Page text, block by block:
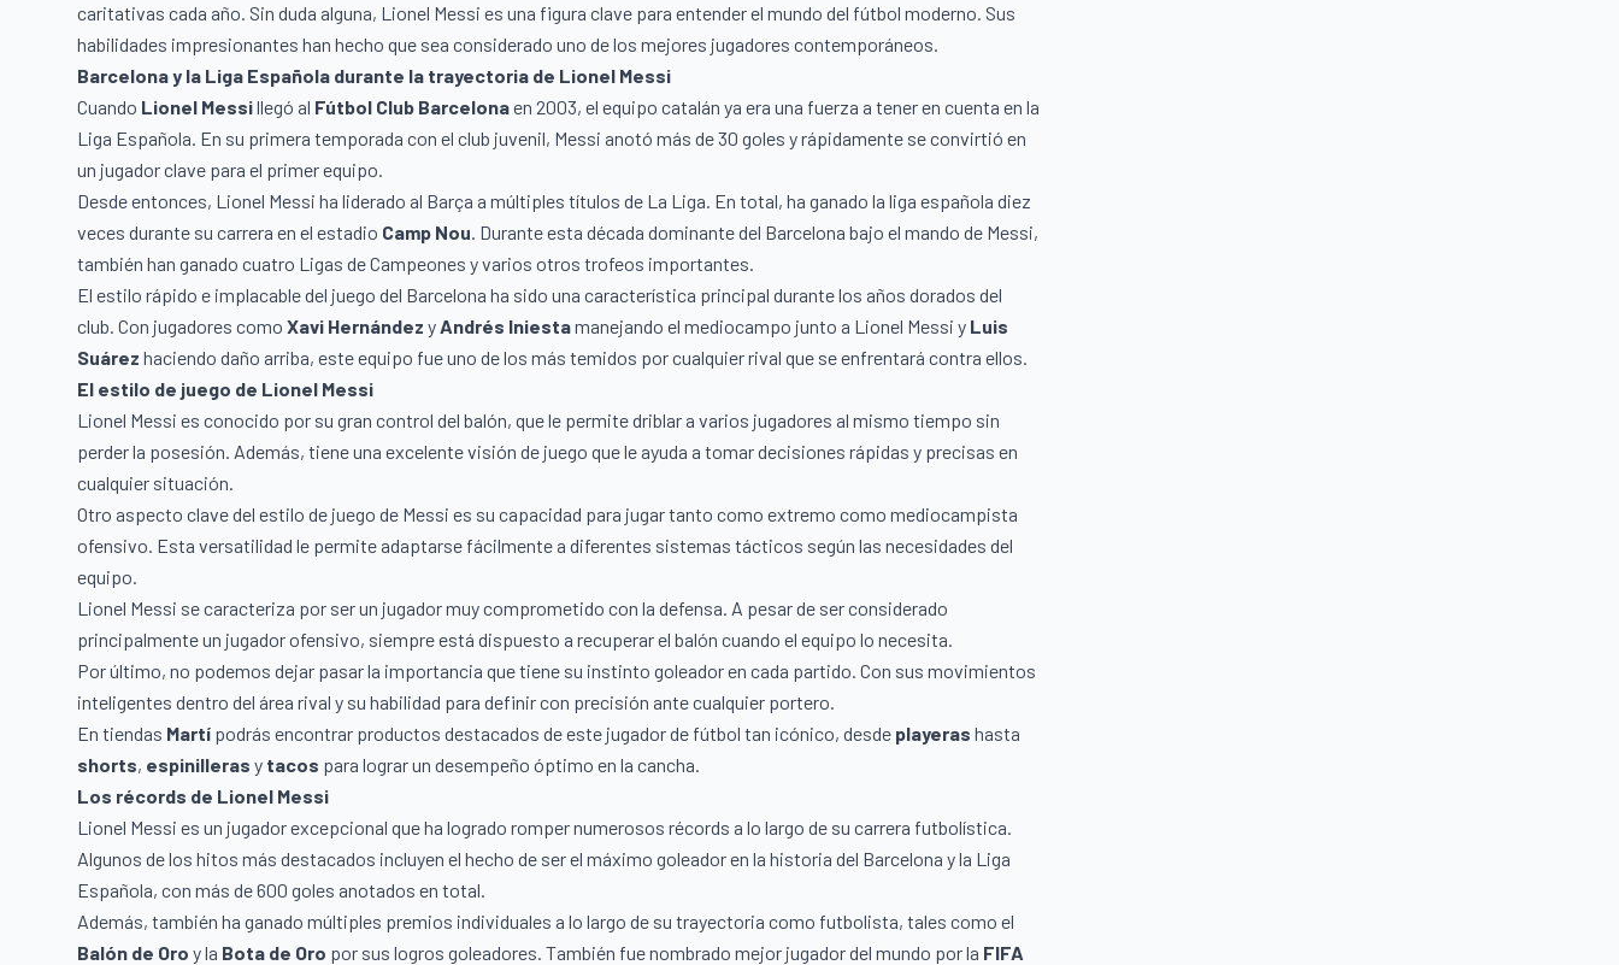
caritativas cada año. Sin duda alguna, Lionel Messi es una figura clave para entender el mundo del fútbol moderno. Sus
habilidades impresionantes han hecho que sea considerado uno de los mejores jugadores contemporáneos.
Barcelona y la Liga Española durante la trayectoria de Lionel Messi
Cuando Lionel Messillegó al Fútbol Club Barcelonaen 2003, el equipo catalán ya era una fuerza a tener en cuenta en la
Liga Española. En su primera temporada con el club juvenil, Messi anotó más de 30 goles y rápidamente se convirtió en
un jugador clave para el primer equipo.
Desde entonces, Lionel Messi ha liderado al Barça a múltiples títulos de La Liga. En total, ha ganado la liga española diez
veces durante su carrera en el estadio Camp Nou. Durante esta década dominante del Barcelona bajo el mando de Messi,
también han ganado cuatro Ligas de Campeones y varios otros trofeos importantes.
El estilo rápido e implacable del juego del Barcelona ha sido una característica principal durante los años dorados del
club. Con jugadores como Xavi Hernández yAndrés Iniestamanejando el mediocampo junto a Lionel Messi y Luis
Suárez haciendo daño arriba, este equipo fue uno de los más temidos por cualquier rival que se enfrentará contra ellos.
El estilo de juego de Lionel Messi
Lionel Messi es conocido por su gran control del balón, que le permite driblar a varios jugadores al mismo tiempo sin
perder la posesión. Además, tiene una excelente visión de juego que le ayuda a tomar decisiones rápidas y precisas en
cualquier situación.
Otro aspecto clave del estilo de juego de Messi es su capacidad para jugar tanto como extremo como mediocampista
ofensivo. Esta versatilidad le permite adaptarse fácilmente a diferentes sistemas tácticos según las necesidades del
equipo.
Lionel Messi se caracteriza por ser un jugador muy comprometido con la defensa. A pesar de ser considerado
principalmente un jugador ofensivo, siempre está dispuesto a recuperar el balón cuando el equipo lo necesita.
Por último, no podemos dejar pasar la importancia que tiene su instinto goleador en cada partido. Con sus movimientos
inteligentes dentro del área rival y su habilidad para definir con precisión ante cualquier portero.
En tiendas Martí podrás encontrar productos destacados de este jugador de fútbol tan icónico, desde playeras hasta
shorts, espinilleras y tacos para lograr un desempeño óptimo en la cancha.
Los récords de Lionel Messi
Lionel Messi es un jugador excepcional que ha logrado romper numerosos récords a lo largo de su carrera futbolística.
Algunos de los hitos más destacados incluyen el hecho de ser el máximo goleador en la historia del Barcelona y la Liga
Española, con más de 600 goles anotados en total.
Además, también ha ganado múltiples premios individuales a lo largo de su trayectoria como futbolista, tales como el
Balón de Oro y la Bota de Oro por sus logros goleadores. También fue nombrado mejor jugador del mundo por la FIFA